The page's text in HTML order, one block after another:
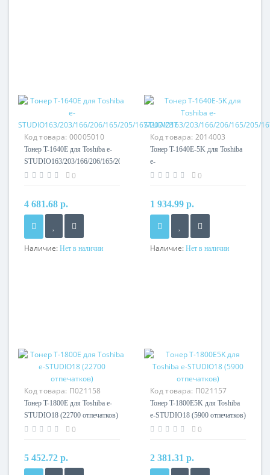
Код товара: 00005010
Тонер T-1640E для Toshiba e-
STUDIO163/203/166/206/165/205/167/207/237
0
4 681.68 р.
Наличие: Нет в наличии
Код товара: 2014003
Тонер T-1640E-5K для Toshiba
e-
STUDIO163/203/166/206/165/205/167/
0
1 934.99 р.
Наличие: Нет в наличии
Код товара: П021158
Тонер T-1800E для Toshiba e-
STUDIO18 (22700 отпечатков)
0
5 452.72 р.
Код товара: П021157
Тонер T-1800E5K для Toshiba
e-STUDIO18 (5900 отпечатков)
0
2 381.31 р.